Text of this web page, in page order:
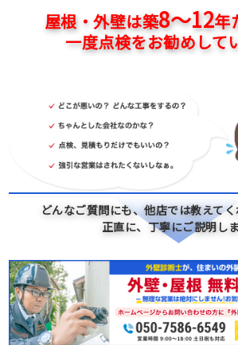
屋根・外壁は築8～12年
一度点検をお勧めして
どんなご質問にも、他店では教えて
正直に、丁寧にご説明し